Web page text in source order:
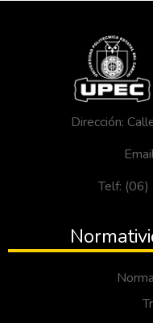
Dirección:
Telf: